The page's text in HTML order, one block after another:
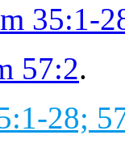
35:1-
57:2.
28;